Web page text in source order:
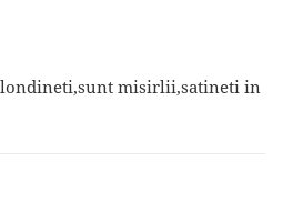
misirlii,satineti in